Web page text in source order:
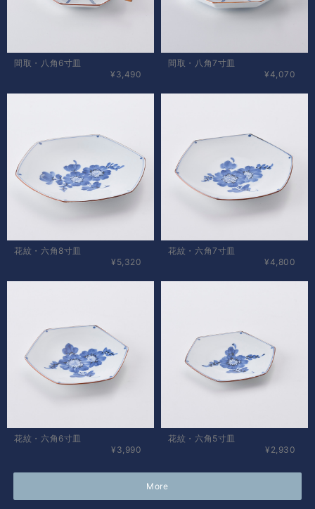
間取・八角6寸皿
¥3,490
間取・八角7寸皿
¥4,070
花紋・六角8寸皿
¥5,320
花紋・六角7寸皿
¥4,800
花紋・六角6寸皿
¥3,990
花紋・六角5寸皿
¥2,930
More